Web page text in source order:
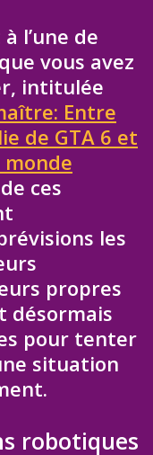
l’une de
vous avez
intitulée
Entre
de GTA 6 et
monde
ces
les
propres
désormais
pour tenter
situation
robotiques